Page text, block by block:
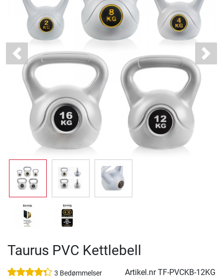
Previous Next
Taurus PVC Kettlebell
3 Bedømmelser Artikel.nrTF-PVCKB-12KG